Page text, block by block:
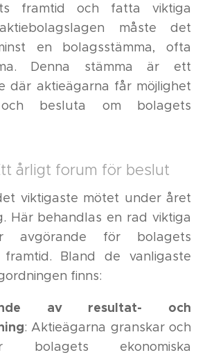
framtid och fatta viktiga
måste det
en bolagsstämma, ofta
Denna stämma är ett
där aktieägarna får möjlighet
besluta om bolagets
årligt forum för beslut
viktigaste mötet under året
Här behandlas en rad viktiga
avgörande för bolagets
Bland de vanligaste
finns:
av resultat- och
: Aktieägarna granskar och
bolagets ekonomiska